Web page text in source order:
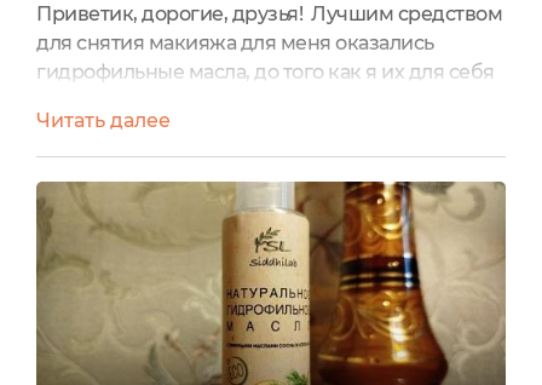
Приветик, дорогие, друзья! Лучшим средством
для снятия макияжа для меня оказались
гидрофильные масла, до того как я их для себя
вариантов. Каждый из них для меня
оказывался плачевным, так как вокруг глаз
очень чувствительная кожа и сухая,
становилась ещё суше, ещё более
чувствительной. Перепробовала много
различных натуральных мицеллярок и вся
загвоздка оказалась...
Читать далее